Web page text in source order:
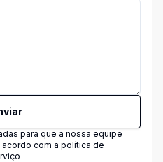
para que a nossa equipe
com a política de